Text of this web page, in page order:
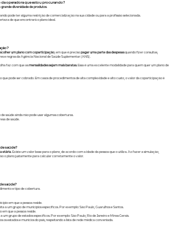
da operadora que estou procurando?
grande diversidade de produtos.
pode ter alguma restrição de comercialização na sua cidade ou para a profissão selecionada.
de que encontrará o plano ideal.
um plano com coparticipação , em que é precisopagar uma parte das despesasquando fizer consultas,
e regras da Agência Nacional de Saúde Suplementar (ANS).
faz com que asmensalidades sejam mais baratas. Essa é uma excelente modalidade para quem quer um plano de
pode ser cobrado. Em casos de procedimentos de alta complexidade e alto custo, o valor da coparticipação é
saúde ainda não pode usar algumas coberturas.
de saúde.
saúde?
etária. Existe um valor base para o plano, de acordo com a idade da pessoa que o utiliza. Ao fazer a simulação,
o plano justamente para calcular corretamente o valor.
saúde?
e tipo de cobertura.
em que a pessoa reside.
a um grupo de municípios específicos. Por exemplo: São Paulo, Guarulhos e Santos.
em que a pessoa reside.
grupo de estados específicos. Por exemplo: São Paulo, Rio de Janeiro e Minas Gerais.
os estados e munícios do país, respeitando a lista de rede médica conveniada.